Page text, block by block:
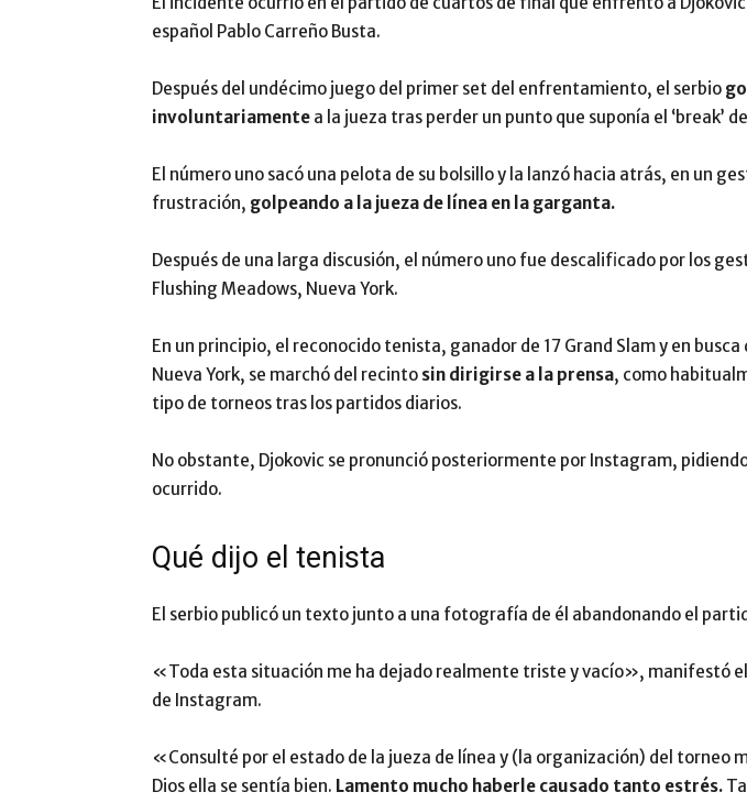
español Pablo Carreño Busta.
Después del undécimo juego del primer set del enfrentamiento, el serbio
involuntariamente a la jueza tras perder un punto que suponía el ‘break’
El número uno sacó una pelota de su bolsillo y la lanzó hacia atrás, en un
frustración, golpeando a la jueza de línea en la garganta.
Después de una larga discusión, el número uno fue descalificado por los
Flushing Meadows, Nueva York.
En un principio, el reconocido tenista, ganador de 17 Grand Slam y en
Nueva York, se marchó del recinto sin dirigirse a la prensa, como
tipo de torneos tras los partidos diarios.
No obstante, Djokovic se pronunció posteriormente por Instagram,
ocurrido.
Qué dijo el tenista
El serbio publicó un texto junto a una fotografía de él abandonando el
«Toda esta situación me ha dejado realmente triste y vacío», manifestó
de Instagram.
«Consulté por el estado de la jueza de línea y (la organización) del torneo
Dios ella se sentía bien. Lamento mucho haberle causado tanto estrés.